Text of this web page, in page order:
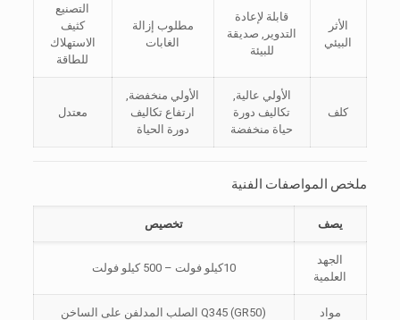
الأثر
البيئي
قابلة لإعادة
التدوير, صديقة
للبيئة
مطلوب إزالة
الغابات
التصنيع
كثيف
الاستهلاك
للطاقة
كلف
الأولي عالية,
تكاليف دورة
حياة منخفضة
الأولي منخفضة,
ارتفاع تكاليف
دورة الحياة
معتدل
ملخص المواصفات الفنية
يصف تخصيص
الجهد
العلمية
10كيلو فولت – 500 كيلو فولت
مواد Q345 (GR50) الصلب المدلفن على الساخن